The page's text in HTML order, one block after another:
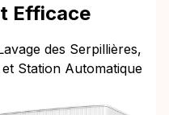
Efficace
des Serpillières,
Station Automatique